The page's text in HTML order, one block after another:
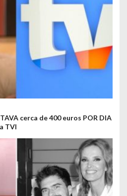
cerca de 400 euros POR DIA
TVI